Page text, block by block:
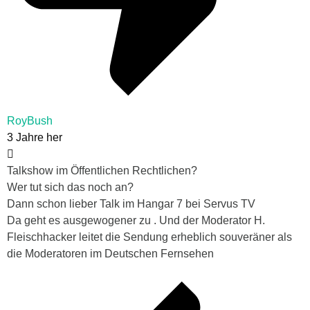
RoyBush
3 Jahre her
Talkshow im Öffentlichen Rechtlichen?
Wer tut sich das noch an?
Dann schon lieber Talk im Hangar 7 bei Servus TV
Da geht es ausgewogener zu . Und der Moderator H.
Fleischhacker leitet die Sendung erheblich souveräner als
die Moderatoren im Deutschen Fernsehen